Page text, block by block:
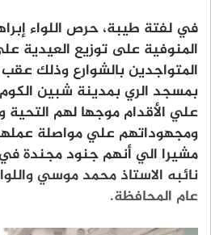
في لفتة طيبة، حرص اللواء
المنوفية على توزيع العيدية
المتواجدين بالشوارع وذلك
بمسجد الري بمدينة شبين
علي الأقدام موجها لهم
ومجهوداتهم علي مواصلة
مشيرا الي أنهم جنود مجندة
نائبه الاستاذ محمد موسي
عام المحافظة.